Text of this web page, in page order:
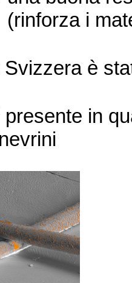
(rinforza i
Svizzera è
presente in